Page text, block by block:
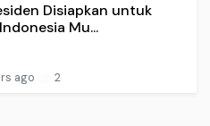
Disiapkan untuk
Mu...
ago 2